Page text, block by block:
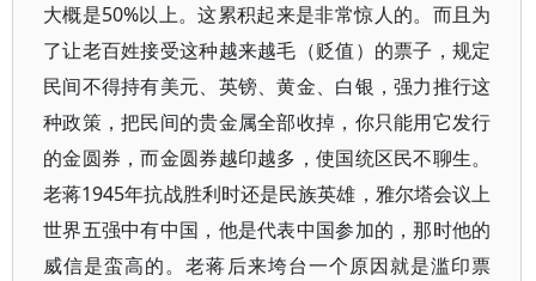
大概是50%以上。这累积起来是非常惊人的。而且为
了让老百姓接受这种越来越毛（贬值）的票子，规定
民间不得持有美元、英镑、黄金、白银，强力推行这
种政策，把民间的贵金属全部收掉，你只能用它发行
的金圆券，而金圆券越印越多，使国统区民不聊生。
老蒋1945年抗战胜利时还是民族英雄，雅尔塔会议上
世界五强中有中国，他是代表中国参加的，那时他的
威信是蛮高的。老蒋后来垮台一个原因就是滥印票